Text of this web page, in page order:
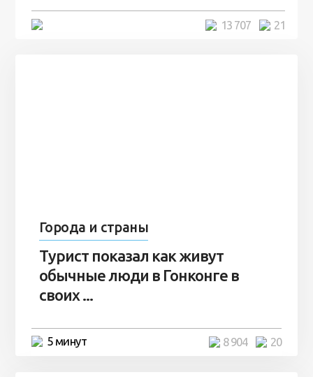
21
13 707
Города и страны
Турист показал как живут
обычные люди в Гонконге в
своих ...
5 минут 20
8 904